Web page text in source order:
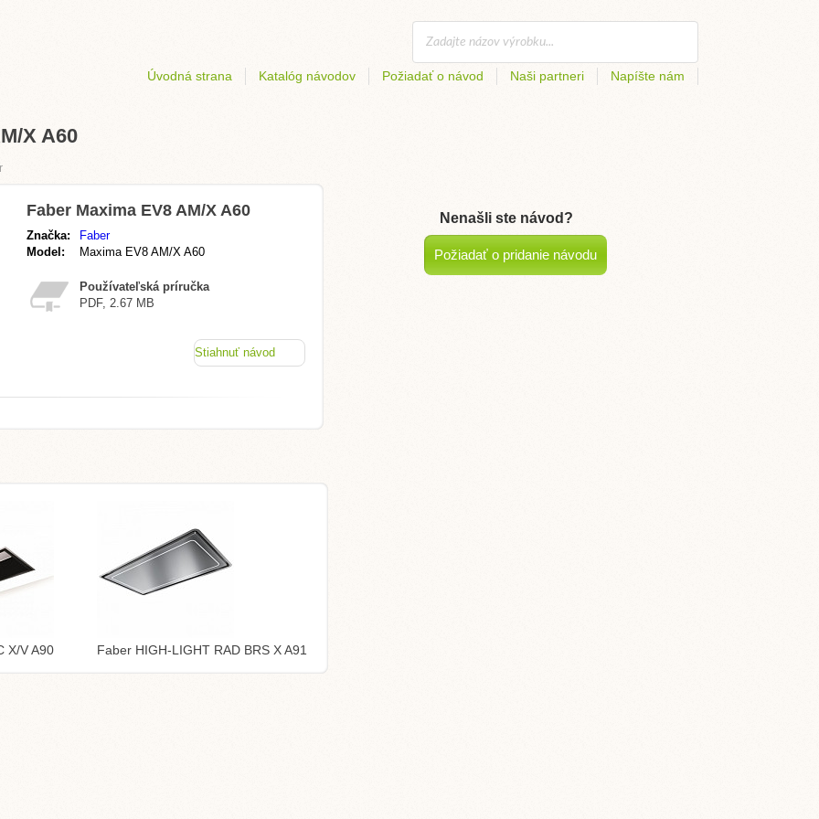
Úvodná strana Katalóg návodov Požiadať o návod Naši partneri Napíšte nám
X A60
Faber Maxima EV8 AM/X A60
Značka:
Faber
Model:
Maxima EV8 AM/X A60
Používateľská príručka
PDF, 2.67 MB
Stiahnuť návod
X/V A90 Faber HIGH-LIGHT RAD BRS X A91
Nenašli ste návod?
Požiadať o pridanie návodu